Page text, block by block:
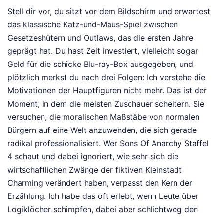
Stell dir vor, du sitzt vor dem Bildschirm und erwartest
das klassische Katz-und-Maus-Spiel zwischen
Gesetzeshütern und Outlaws, das die ersten Jahre
geprägt hat. Du hast Zeit investiert, vielleicht sogar
Geld für die schicke Blu-ray-Box ausgegeben, und
plötzlich merkst du nach drei Folgen: Ich verstehe die
Motivationen der Hauptfiguren nicht mehr. Das ist der
Moment, in dem die meisten Zuschauer scheitern. Sie
versuchen, die moralischen Maßstäbe von normalen
Bürgern auf eine Welt anzuwenden, die sich gerade
radikal professionalisiert. Wer Sons Of Anarchy Staffel
4 schaut und dabei ignoriert, wie sehr sich die
wirtschaftlichen Zwänge der fiktiven Kleinstadt
Charming verändert haben, verpasst den Kern der
Erzählung. Ich habe das oft erlebt, wenn Leute über
Logiklöcher schimpfen, dabei aber schlichtweg den